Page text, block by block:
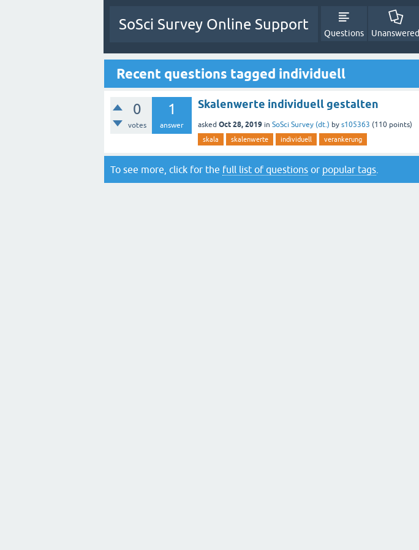
SoSci Survey Online Support
Questions Unanswered
Recent questions tagged individuell
0
votes
1
answer
Skalenwerte individuell gestalten
asked Oct 28, 2019 in SoSci Survey (dt.) by s105363 (110 points)
skala skalenwerte individuell verankerung
To see more, click for the full list of questions or popular tags